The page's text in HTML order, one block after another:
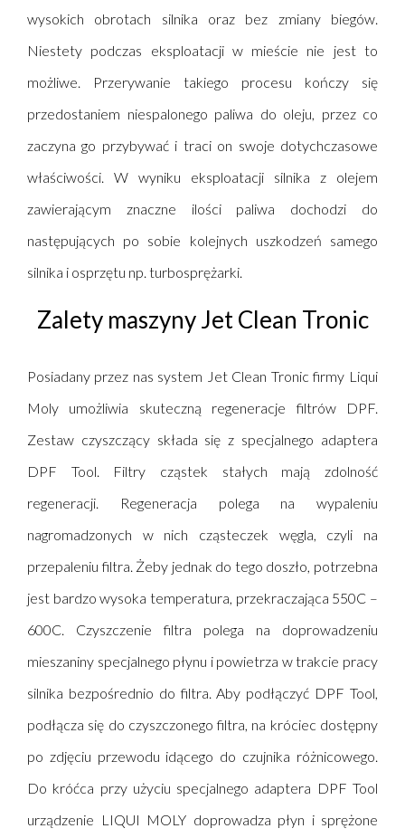
wysokich obrotach silnika oraz bez zmiany biegów.
Niestety podczas eksploatacji w mieście nie jest to
możliwe. Przerywanie takiego procesu kończy się
przedostaniem niespalonego paliwa do oleju, przez co
zaczyna go przybywać i traci on swoje dotychczasowe
właściwości. W wyniku eksploatacji silnika z olejem
zawierającym znaczne ilości paliwa dochodzi do
następujących po sobie kolejnych uszkodzeń samego
silnika i osprzętu np. turbosprężarki.
Zalety maszyny Jet Clean Tronic
Posiadany przez nas system Jet Clean Tronic firmy Liqui
Moly umożliwia skuteczną regeneracje filtrów DPF.
Zestaw czyszczący składa się z specjalnego adaptera
DPF Tool. Filtry cząstek stałych mają zdolność
regeneracji. Regeneracja polega na wypaleniu
nagromadzonych w nich cząsteczek węgla, czyli na
przepaleniu filtra. Żeby jednak do tego doszło, potrzebna
jest bardzo wysoka temperatura, przekraczająca 550C –
600C. Czyszczenie filtra polega na doprowadzeniu
mieszaniny specjalnego płynu i powietrza w trakcie pracy
silnika bezpośrednio do filtra. Aby podłączyć DPF Tool,
podłącza się do czyszczonego filtra, na króciec dostępny
po zdjęciu przewodu idącego do czujnika różnicowego.
Do króćca przy użyciu specjalnego adaptera DPF Tool
urządzenie LIQUI MOLY doprowadza płyn i sprężone